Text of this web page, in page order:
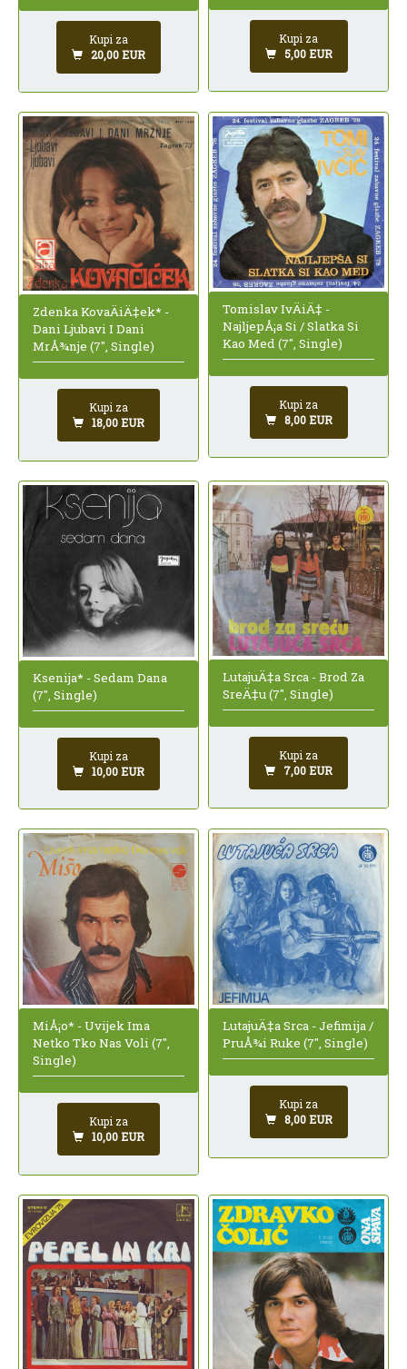
Kupi za
20,00 EUR
Kupi za
5,00 EUR
Zdenka KovaÄiÄ‡ek* -
Dani Ljubavi I Dani
MrÅ¾nje (7", Single)
Kupi za
18,00 EUR
Tomislav IvÄiÄ‡ -
NajljepÅ¡a Si / Slatka Si
Kao Med (7", Single)
Kupi za
8,00 EUR
Ksenija* - Sedam Dana
(7", Single)
Kupi za
10,00 EUR
LutajuÄ‡a Srca - Brod Za
SreÄ‡u (7", Single)
Kupi za
7,00 EUR
MiÅ¡o* - Uvijek Ima
Netko Tko Nas Voli (7",
Single)
Kupi za
10,00 EUR
LutajuÄ‡a Srca - Jefimija /
PruÅ¾i Ruke (7", Single)
Kupi za
8,00 EUR